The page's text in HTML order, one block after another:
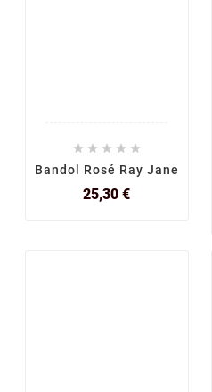
    
Bandol Rosé Ray Jane
25,30 €Prix